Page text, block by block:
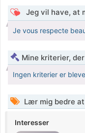
Jeg vil have, at
Je vous respecte
Mine kriterier,
Ingen kriterier er
Lær mig bedre
Interesser